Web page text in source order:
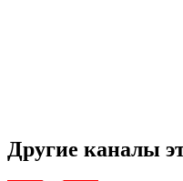
Другие каналы